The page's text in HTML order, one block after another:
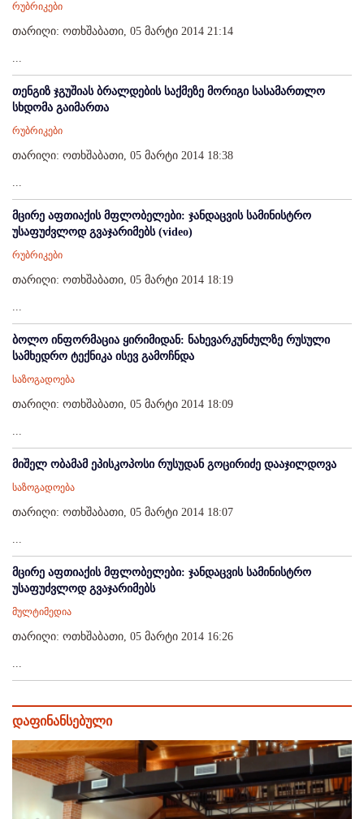
რუბრიკები
თარიღი: ოთხშაბათი, 05 მარტი 2014 21:14
...
თენგიზ ჯგუშიას ბრალდების საქმეზე მორიგი სასამართლო
სხდომა გაიმართა
რუბრიკები
თარიღი: ოთხშაბათი, 05 მარტი 2014 18:38
...
მცირე აფთიაქის მფლობელები: ჯანდაცვის სამინისტრო
უსაფუძვლოდ გვაჯარიმებს (video)
რუბრიკები
თარიღი: ოთხშაბათი, 05 მარტი 2014 18:19
...
ბოლო ინფორმაცია ყირიმიდან: ნახევარკუნძულზე რუსული
სამხედრო ტექნიკა ისევ გამოჩნდა
საზოგადოება
თარიღი: ოთხშაბათი, 05 მარტი 2014 18:09
...
მიშელ ობამამ ეპისკოპოსი რუსუდან გოცირიძე დააჯილდოვა
საზოგადოება
თარიღი: ოთხშაბათი, 05 მარტი 2014 18:07
...
მცირე აფთიაქის მფლობელები: ჯანდაცვის სამინისტრო
უსაფუძვლოდ გვაჯარიმებს
მულტიმედია
თარიღი: ოთხშაბათი, 05 მარტი 2014 16:26
...
დაფინანსებული